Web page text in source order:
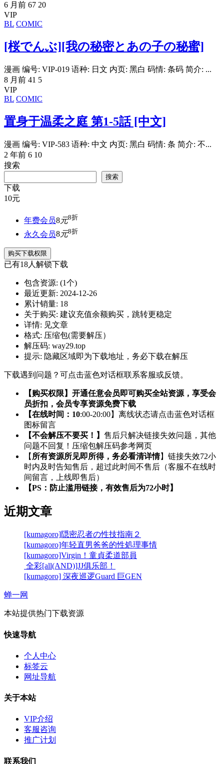
6 月前 67 20
VIP
BL COMIC
[桜でんぶ][我の秘密とあの子の秘蜜]
漫画 编号: VIP-019 语种: 日文 内页: 黑白 码情: 条码 简介: ...
8 月前 41 5
VIP
BL COMIC
置身于温柔之庭 第1-5話 [中文]
漫画 编号: VIP-583 语种: 中文 内页: 黑白 码情: 条 简介: 不...
2 年前 6 10
搜索
搜索
下载
10元
年费会员8元8折
永久会员8元8折
购买下载权限
已有18人解锁下载
包含资源: (1个)
最近更新: 2024-12-26
累计销量: 18
关于购买: 建议充值余额购买，跳转更稳定
详情: 见文章
格式: 压缩包(需要解压）
解压码: way29.top
提示: 隐藏区域即为下载地址，务必下载在解压
下载遇到问题？可点击蓝色对话框联系客服或反馈。
【购买权限】开通任意会员即可购买全站资源，享受会
员折扣，会员专享资源免费下载
【在线时间：10:00-20:00】离线状态请点击蓝色对话框
图标留言
【不会解压不要买！】 售后只解决链接失效问题，其他
问题不回复！压缩包解压码参考网页
【 所有资源所见即所得，务必看清详情】链接失效72小
时内及时告知售后，超过此时间不售后（客服不在线时
间留言，上线即售后）
【PS：防止滥用链接，有效售后为72小时】
近期文章
[kumagoro]隠密忍者の性技指南２
[kumagoro]年轻直男爸爸的性処理事情
[kumagoro]Virgin！童貞柔道部員
全彩[all(AND)]JJ俱乐部！
[kumagoro] 深夜巡逻Guard 巨GEN
蝉一网
本站提供热门下载资源
快速导航
个人中心
标签云
网址导航
关于本站
VIP介绍
客服咨询
推广计划
联系我们